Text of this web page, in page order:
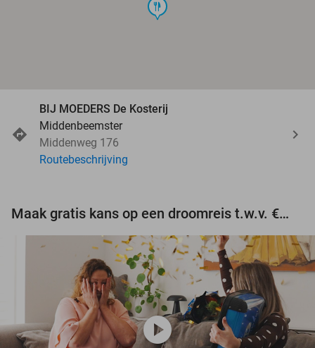
food
BIJ MOEDERS De Kosterij
Middenbeemster
Middenweg 176
Routebeschrijving
Maak gratis kans op een droomreis t.w.v. €3.000!
play_circle